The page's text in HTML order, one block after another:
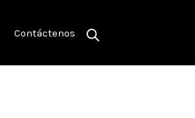
Contáctenos